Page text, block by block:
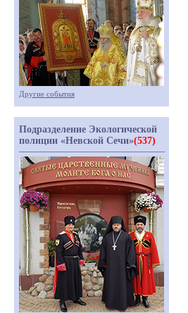
Другие события
Подразделение Экологической
полиции «Невской Сечи»(537)